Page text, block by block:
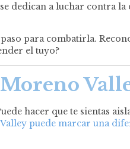
dedican a luchar
para combatirla.
el tuyo?
hacer que te sientas
puede marcar una